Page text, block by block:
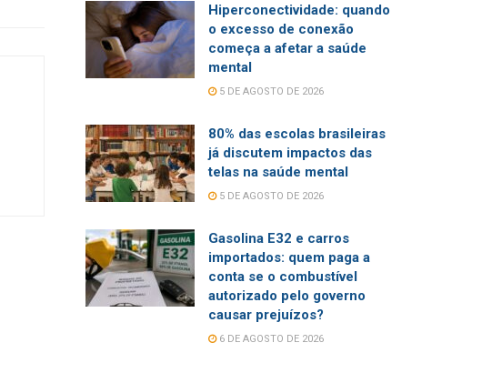
Hiperconectividade: quando
o excesso de conexão
começa a afetar a saúde
mental
5 DE AGOSTO DE 2026
80% das escolas brasileiras
já discutem impactos das
telas na saúde mental
5 DE AGOSTO DE 2026
Gasolina E32 e carros
importados: quem paga a
conta se o combustível
autorizado pelo governo
causar prejuízos?
6 DE AGOSTO DE 2026